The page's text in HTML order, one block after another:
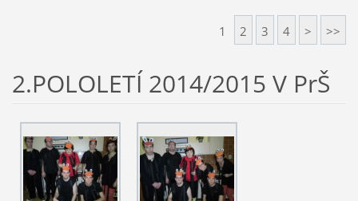
1 2 3 4 > >>
2.POLOLETÍ 2014/2015 V PrŠ